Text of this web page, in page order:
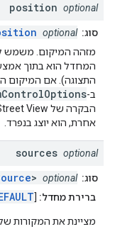
position optional
סוג: optional
מזהה המיקום. משמש
המחדל הוא בתוך
התצוגה). אם המיקום
ב-
אחרת, הוא יוצג בנפרד.
sources optional
סוג: > optional
ברירת מחדל: [
מציינת את המקורות